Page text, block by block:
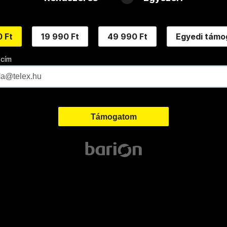
Ft 19 990 Ft 49 990 Ft Egyedi